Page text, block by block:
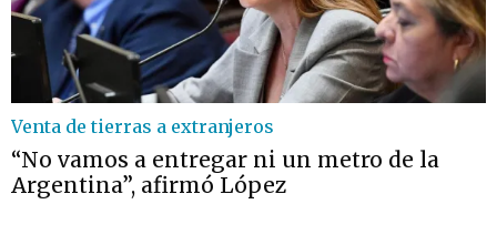
Venta de tierras a extranjeros
“No vamos a entregar ni un metro de la
Argentina”, afirmó López